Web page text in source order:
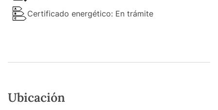
Certificado energético: En trámite
Ubicación